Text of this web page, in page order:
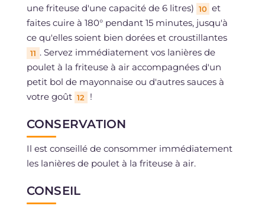
une friteuse d'une capacité de 6 litres) 10 et
faites cuire à 180° pendant 15 minutes, jusqu'à
ce qu'elles soient bien dorées et croustillantes
11 . Servez immédiatement vos lanières de
poulet à la friteuse à air accompagnées d'un
petit bol de mayonnaise ou d'autres sauces à
votre goût 12 !
CONSERVATION
Il est conseillé de consommer immédiatement
les lanières de poulet à la friteuse à air.
CONSEIL